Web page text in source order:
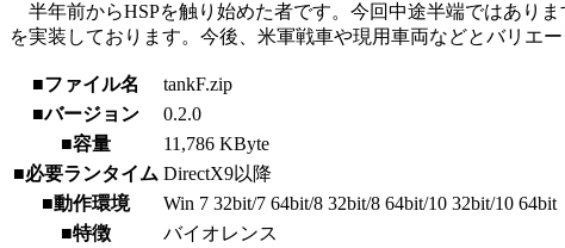
半年前からHSPを触り始めた者です。今回中途半端ではあり
を実装しております。今後、米軍戦車や現用車両などとバリエ
■ファイル名
tankF.zip
■バージョン
0.2.0
■容量
11,786 KByte
■必要ランタイム DirectX9以降
■動作環境
Win 7 32bit/7 64bit/8 32bit/8 64bit/10 32bit/10 64bit
■特徴
バイオレンス